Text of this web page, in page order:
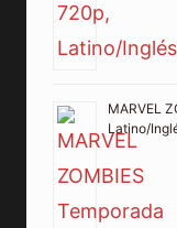
MARVEL
Latino/